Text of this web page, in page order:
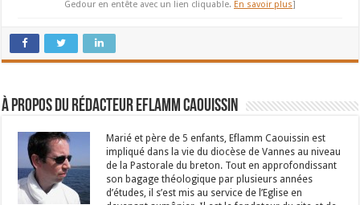
Gedour en entête avec un lien cliquable. En savoir plus]
À propos du rédacteur Eflamm Caouissin
Marié et père de 5 enfants, Eflamm Caouissin est
impliqué dans la vie du diocèse de Vannes au niveau
de la Pastorale du breton. Tout en approfondissant
son bagage théologique par plusieurs années
d’études, il s’est mis au service de l’Eglise en